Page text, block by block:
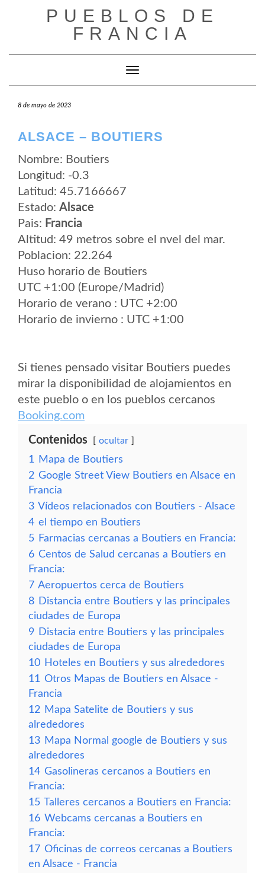
PUEBLOS DE
FRANCIA
Cambiar modo de navegación
8 de mayo de 2023
ALSACE – BOUTIERS
Nombre: Boutiers
Longitud: -0.3
Latitud: 45.7166667
Estado: Alsace
Pais: Francia
Altitud: 49 metros sobre el nvel del mar.
Poblacion: 22.264
Huso horario de Boutiers
UTC +1:00 (Europe/Madrid)
Horario de verano : UTC +2:00
Horario de invierno : UTC +1:00
Si tienes pensado visitar Boutiers puedes
mirar la disponibilidad de alojamientos en
este pueblo o en los pueblos cercanos
Booking.com
Contenidos ocultar
1
Mapa de Boutiers
2 Google Street View Boutiers en Alsace en
Francia
3 Vídeos relacionados con Boutiers - Alsace
4 el tiempo en Boutiers
5 Farmacias cercanas a Boutiers en Francia:
6 Centos de Salud cercanas a Boutiers en
Francia:
7 Aeropuertos cerca de Boutiers
8 Distancia entre Boutiers y las principales
ciudades de Europa
9 Distacia entre Boutiers y las principales
ciudades de Europa
10 Hoteles en Boutiers y sus alrededores
11 Otros Mapas de Boutiers en Alsace -
Francia
12 Mapa Satelite de Boutiers y sus
alrededores
13 Mapa Normal google de Boutiers y sus
alrededores
14 Gasolineras cercanos a Boutiers en
Francia:
15 Talleres cercanos a Boutiers en Francia:
16 Webcams cercanas a Boutiers en
Francia:
17 Oficinas de correos cercanas a Boutiers
en Alsace - Francia